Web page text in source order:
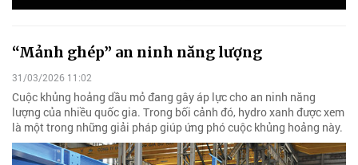
“Mảnh ghép” an ninh năng lượng
31/03/2026 11:02
Cuộc khủng hoảng dầu mỏ đang gây áp lực cho an ninh năng
lượng của nhiều quốc gia. Trong bối cảnh đó, hydro xanh được xem
là một trong những giải pháp giúp ứng phó cuộc khủng hoảng này.